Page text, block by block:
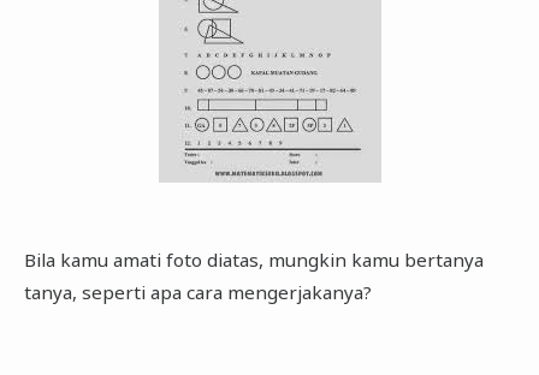
Bila kamu amati foto diatas, mungkin kamu bertanya
tanya, seperti apa cara mengerjakanya?